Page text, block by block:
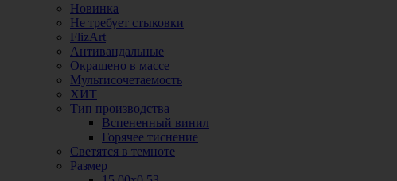
Новинка
Не требует стыковки
FlizArt
Антивандальные
Окрашено в массе
Мультисочетаемость
ХИТ
Тип производства
Вспененный винил
Горячее тиснение
Светятся в темноте
Размер